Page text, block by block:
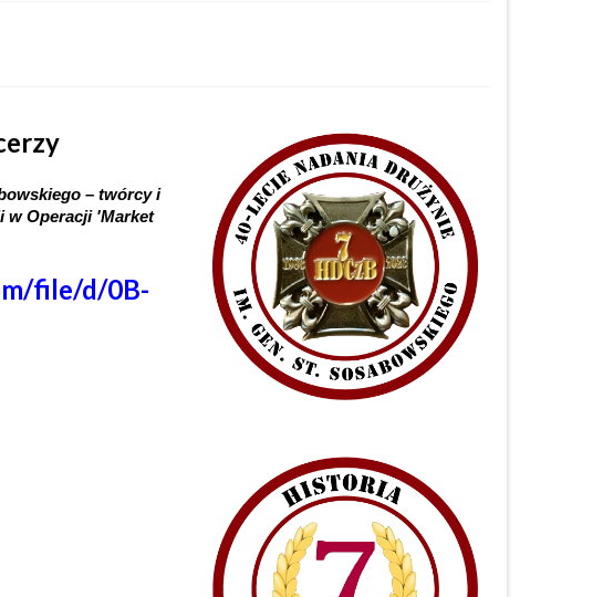
– twórcy i
w Operacji 'Market
file/d/0B-